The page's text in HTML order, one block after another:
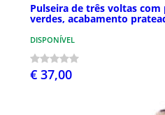
Pulseira de três voltas
verdes, acabamento
DISPONÍVEL
€ 37,00